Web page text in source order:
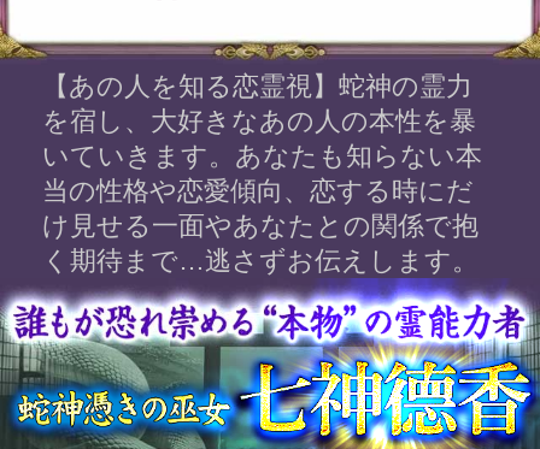
蛇神の力で視えた真実を明らかに
していきます